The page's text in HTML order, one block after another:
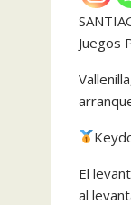
Juegos
El
al